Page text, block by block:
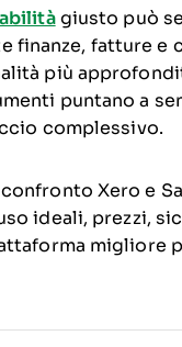
giusto può
finanze, fatture
più
puntano a
complessivo.
Xero e
ideali, prezzi,
migliore